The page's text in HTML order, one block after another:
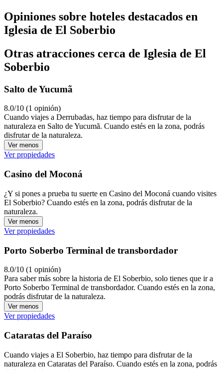
Opiniones sobre hoteles destacados en
Iglesia de El Soberbio
Otras atracciones cerca de Iglesia de El
Soberbio
Salto de Yucumã
8.0/10 (1 opinión)
Cuando viajes a Derrubadas, haz tiempo para disfrutar de la
naturaleza en Salto de Yucumã. Cuando estés en la zona, podrás
disfrutar de la naturaleza.
Ver menos
Ver propiedades
Casino del Moconá
¿Y si pones a prueba tu suerte en Casino del Moconá cuando visites
El Soberbio? Cuando estés en la zona, podrás disfrutar de la
naturaleza.
Ver menos
Ver propiedades
Porto Soberbo Terminal de transbordador
8.0/10 (1 opinión)
Para saber más sobre la historia de El Soberbio, solo tienes que ir a
Porto Soberbo Terminal de transbordador. Cuando estés en la zona,
podrás disfrutar de la naturaleza.
Ver menos
Ver propiedades
Cataratas del Paraíso
Cuando viajes a El Soberbio, haz tiempo para disfrutar de la
naturaleza en Cataratas del Paraíso. Cuando estés en la zona, podrás